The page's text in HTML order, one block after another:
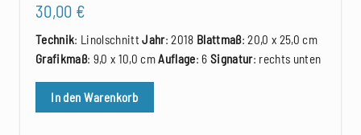
30,00 €
Technik: LinolschnittJahr: 2018 Blattmaß: 20,0 x 25,0 cm
Grafikmaß: 9,0 x 10,0 cmAuflage: 6Signatur: rechts unten
In den Warenkorb